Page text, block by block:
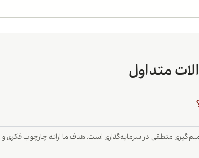
متداول
منطقی در سرمایه‌گذاری است. هدف ما ارائه چارچوب فکری و